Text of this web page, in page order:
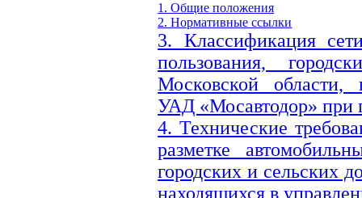
1. Общие положения
2. Нормативные ссылки
3. Классификация
пользования,
Московской области,
УАД «Мосавтодор» при
4. Технические
разметке
городских и сельских
находящихся в